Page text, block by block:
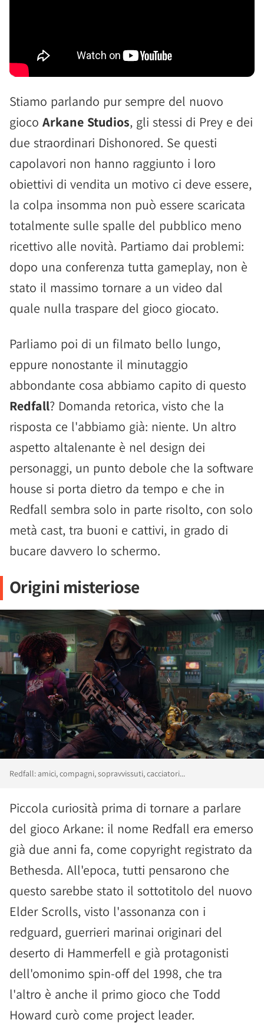
Stiamo parlando pur sempre del nuovo
gioco Arkane Studios, gli stessi di Prey e dei
due straordinari Dishonored. Se questi
capolavori non hanno raggiunto i loro
obiettivi di vendita un motivo ci deve essere,
la colpa insomma non può essere scaricata
totalmente sulle spalle del pubblico meno
ricettivo alle novità. Partiamo dai problemi:
dopo una conferenza tutta gameplay, non è
stato il massimo tornare a un video dal
quale nulla traspare del gioco giocato.
Parliamo poi di un filmato bello lungo,
eppure nonostante il minutaggio
abbondante cosa abbiamo capito di questo
Redfall? Domanda retorica, visto che la
risposta ce l'abbiamo già: niente. Un altro
aspetto altalenante è nel design dei
personaggi, un punto debole che la software
house si porta dietro da tempo e che in
Redfall sembra solo in parte risolto, con solo
metà cast, tra buoni e cattivi, in grado di
bucare davvero lo schermo.
Origini misteriose
Redfall: amici, compagni, sopravvissuti, cacciatori...
Piccola curiosità prima di tornare a parlare
del gioco Arkane: il nome Redfall era emerso
già due anni fa, come copyright registrato da
Bethesda. All'epoca, tutti pensarono che
questo sarebbe stato il sottotitolo del nuovo
Elder Scrolls, visto l'assonanza con i
redguard, guerrieri marinai originari del
deserto di Hammerfell e già protagonisti
dell'omonimo spin-off del 1998, che tra
l'altro è anche il primo gioco che Todd
Howard curò come project leader.